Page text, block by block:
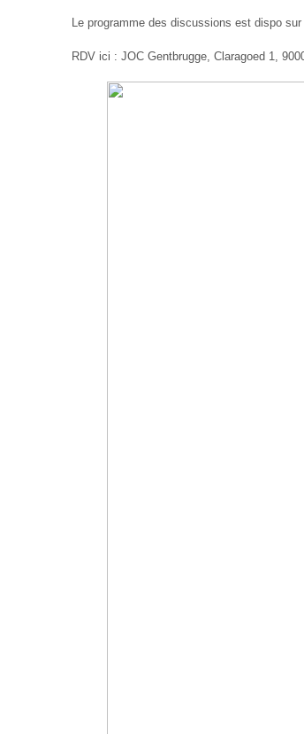
Le programme des discussions est dispo sur
RDV ici : JOC Gentbrugge, Claragoed 1,